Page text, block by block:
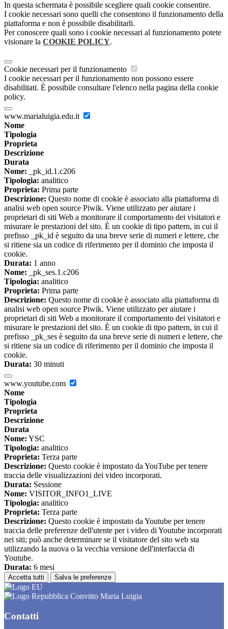
In questa schermata è possibile scegliere quali cookie consentire.
I cookie necessari sono quelli che consentono il funzionamento della
piattaforma e non è possibile disabilitarli.
Per conoscere quali sono i cookie necessari al funzionamento potete
visionare la COOKIE POLICY.
Cookie necessari per il funzionamento
I cookie necessari per il funzionamento non possono essere
disabilitati. È possibile consultare l'elenco nella pagina della cookie
policy.
www.marialuigia.edu.it
Nome
Tipologia
Proprieta
Descrizione
Durata
Nome: _pk_id.1.c206
Tipologia: analitico
Proprieta: Prima parte
Descrizione: Questo nome di cookie è associato alla piattaforma di
analisi web open source Piwik. Viene utilizzato per aiutare i
proprietari di siti Web a monitorare il comportamento dei visitatori e
misurare le prestazioni del sito. È un cookie di tipo pattern, in cui il
prefisso _pk_id è seguito da una breve serie di numeri e lettere, che
si ritiene sia un codice di riferimento per il dominio che imposta il
cookie.
Durata: 1 anno
Nome: _pk_ses.1.c206
Tipologia: analitico
Proprieta: Prima parte
Descrizione: Questo nome di cookie è associato alla piattaforma di
analisi web open source Piwik. Viene utilizzato per aiutare i
proprietari di siti Web a monitorare il comportamento dei visitatori e
misurare le prestazioni del sito. È un cookie di tipo pattern, in cui il
prefisso _pk_ses è seguito da una breve serie di numeri e lettere, che
si ritiene sia un codice di riferimento per il dominio che imposta il
cookie.
Durata: 30 minuti
www.youtube.com
Nome
Tipologia
Proprieta
Descrizione
Durata
Nome: YSC
Tipologia: analitico
Proprieta: Terza parte
Descrizione: Questo cookie è impostato da YouTube per tenere
traccia delle visualizzazioni dei video incorporati.
Durata: Sessione
Nome: VISITOR_INFO1_LIVE
Tipologia: analitico
Proprieta: Terza parte
Descrizione: Questo cookie è impostato da Youtube per tenere
traccia delle preferenze dell'utente per i video di Youtube incorporati
nei siti; può anche determinare se il visitatore del sito web sta
utilizzando la nuova o la vecchia versione dell'interfaccia di
Youtube.
Durata: 6 mesi
Accetta tutti Salva le preferenze
Convitto Maria Luigia
Contatti